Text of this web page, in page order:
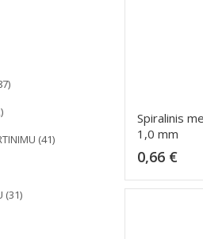
(41)
(31)
Spiralinis
1,0 mm
0,66 €